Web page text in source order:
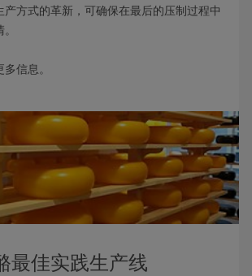
产方式的革新，可确保在最后的压制过程中
信息。
最佳实践生产线